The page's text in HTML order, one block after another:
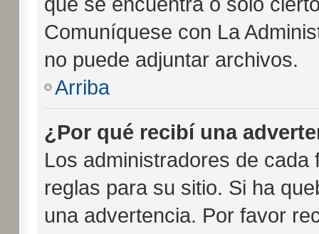
Comuníquese con La
no puede adjuntar archivos.
Arriba
¿Por qué recibí una
Los administradores de
reglas para su sitio. Si ha
una advertencia. Por favor